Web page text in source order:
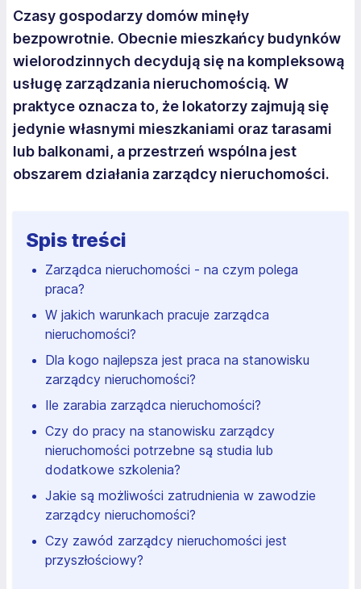
Czasy gospodarzy domów minęły
bezpowrotnie. Obecnie mieszkańcy budynków
wielorodzinnych decydują się na kompleksową
usługę zarządzania nieruchomością. W
praktyce oznacza to, że lokatorzy zajmują się
jedynie własnymi mieszkaniami oraz tarasami
lub balkonami, a przestrzeń wspólna jest
obszarem działania zarządcy nieruchomości.
Spis treści
Zarządca nieruchomości - na czym polega
praca?
W jakich warunkach pracuje zarządca
nieruchomości?
Dla kogo najlepsza jest praca na stanowisku
zarządcy nieruchomości?
Ile zarabia zarządca nieruchomości?
Czy do pracy na stanowisku zarządcy
nieruchomości potrzebne są studia lub
dodatkowe szkolenia?
Jakie są możliwości zatrudnienia w zawodzie
zarządcy nieruchomości?
Czy zawód zarządcy nieruchomości jest
przyszłościowy?